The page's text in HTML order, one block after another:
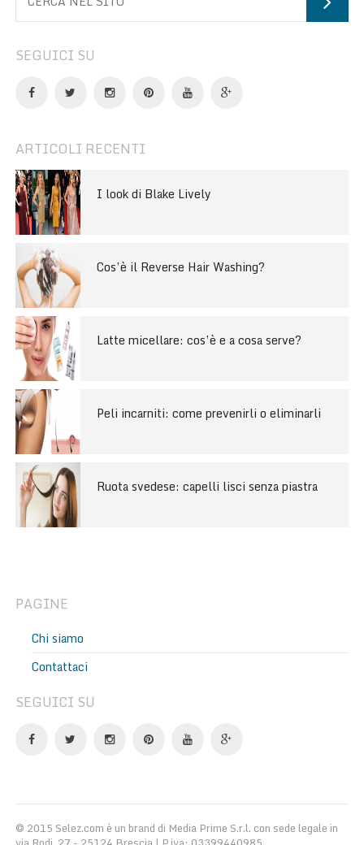
SEGUICI SU
ARTICOLI RECENTI
I look di Blake Lively
Cos’è il Reverse Hair Washing?
Latte micellare: cos’è e a cosa serve?
Peli incarniti: come prevenirli o eliminarli
Ruota svedese: capelli lisci senza piastra
PAGINE
Chi siamo
Contattaci
SEGUICI SU
© 2015 Selez.com è un brand di Media Prime S.r.l. con sede legale in